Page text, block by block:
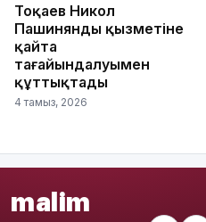
Тоқаев Никол
Пашинянды қызметіне
қайта
тағайындалуымен
құттықтады
4 тамыз, 2026
malim